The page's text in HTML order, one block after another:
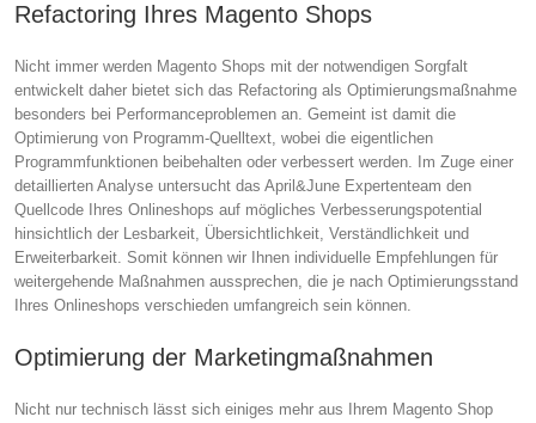
Refactoring Ihres Magento Shops
Nicht immer werden Magento Shops mit der notwendigen Sorgfalt
entwickelt daher bietet sich das Refactoring als Optimierungsmaßnahme
besonders bei Performanceproblemen an. Gemeint ist damit die
Optimierung von Programm-Quelltext, wobei die eigentlichen
Programmfunktionen beibehalten oder verbessert werden. Im Zuge einer
detaillierten Analyse untersucht das April&June Expertenteam den
Quellcode Ihres Onlineshops auf mögliches Verbesserungspotential
hinsichtlich der Lesbarkeit, Übersichtlichkeit, Verständlichkeit und
Erweiterbarkeit. Somit können wir Ihnen individuelle Empfehlungen für
weitergehende Maßnahmen aussprechen, die je nach Optimierungsstand
Ihres Onlineshops verschieden umfangreich sein können.
Optimierung der Marketingmaßnahmen
Nicht nur technisch lässt sich einiges mehr aus Ihrem Magento Shop